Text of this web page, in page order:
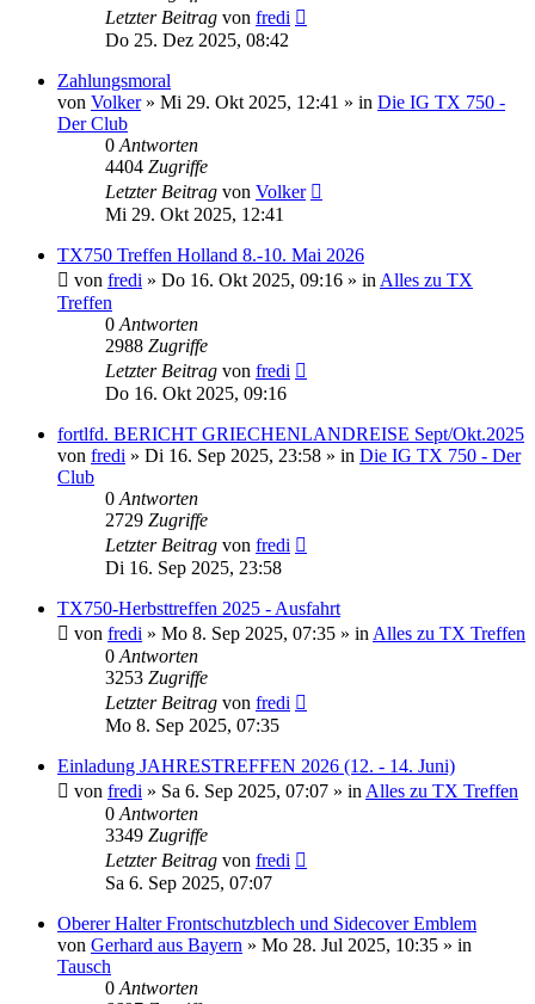
Letzter Beitrag von fredi
Do 25. Dez 2025, 08:42
Zahlungsmoral
von Volker» Mi 29. Okt 2025, 12:41 » in Die IG TX 750 -
Der Club
0 Antworten
4404 Zugriffe
Letzter Beitrag von Volker
Mi 29. Okt 2025, 12:41
TX750 Treffen Holland 8.-10. Mai 2026
von fredi » Do 16. Okt 2025, 09:16 » in Alles zu TX
Treffen
0 Antworten
2988 Zugriffe
Letzter Beitrag von fredi
Do 16. Okt 2025, 09:16
fortlfd. BERICHT GRIECHENLANDREISE Sept/Okt.2025
von fredi » Di 16. Sep 2025, 23:58 » in Die IG TX 750 - Der
Club
0 Antworten
2729 Zugriffe
Letzter Beitrag von fredi
Di 16. Sep 2025, 23:58
TX750-Herbsttreffen 2025 - Ausfahrt
von fredi » Mo 8. Sep 2025, 07:35 » in Alles zu TX Treffen
0 Antworten
3253 Zugriffe
Letzter Beitrag von fredi
Mo 8. Sep 2025, 07:35
Einladung JAHRESTREFFEN 2026 (12. - 14. Juni)
von fredi » Sa 6. Sep 2025, 07:07 » in Alles zu TX Treffen
0 Antworten
3349 Zugriffe
Letzter Beitrag von fredi
Sa 6. Sep 2025, 07:07
Oberer Halter Frontschutzblech und Sidecover Emblem
von Gerhard aus Bayern » Mo 28. Jul 2025, 10:35 » in
Tausch
0 Antworten